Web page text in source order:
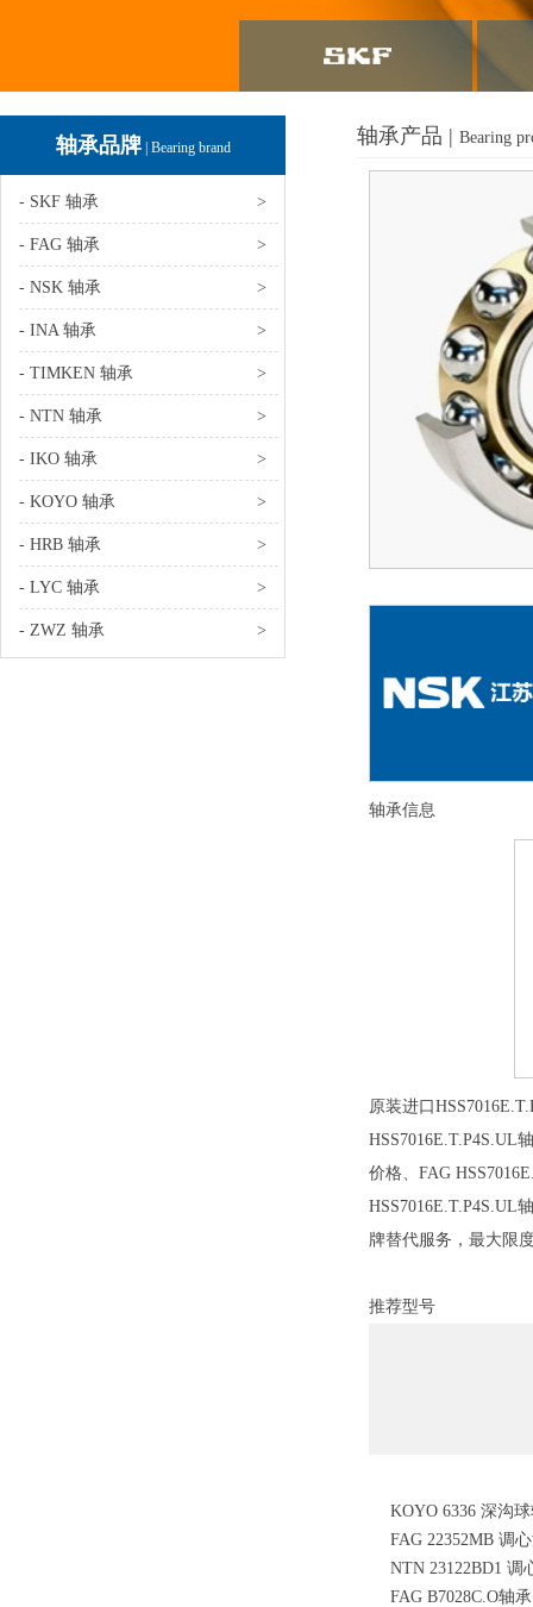
轴承品牌| Bearing brand
- SKF 轴承 >
- FAG 轴承 >
- NSK 轴承 >
- INA 轴承 >
- TIMKEN 轴承 >
- NTN 轴承 >
- IKO 轴承 >
- KOYO 轴承 >
- HRB 轴承 >
- LYC 轴承 >
- ZWZ 轴承 >
轴承产品 | Bearing
轴承信息
原装进口
HSS7016E.T.P4S.UL
价格、FAG
HSS7016E.T.P4S.UL
牌替代服务，最大限
推荐型号
KOYO 6336 深沟
FAG 22352MB 调
NTN 23122BD1 调
FAG B7028C.O轴